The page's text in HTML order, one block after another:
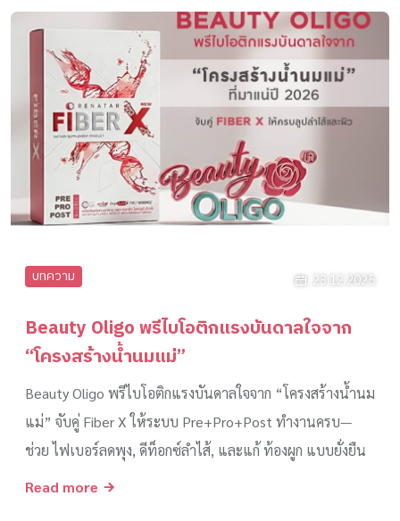
บทความ 23.12.2025
Beauty Oligo พรีไบโอติกแรงบันดาลใจจาก
“โครงสร้างน้ำนมแม่”
Beauty Oligo พรีไบโอติกแรงบันดาลใจจาก “โครงสร้างน้ำนม
แม่” จับคู่ Fiber X ให้ระบบ Pre+Pro+Post ทำงานครบ—
ช่วย ไฟเบอร์ลดพุง, ดีท็อกซ์ลำไส้, และแก้ ท้องผูก แบบยั่งยืน
Read more